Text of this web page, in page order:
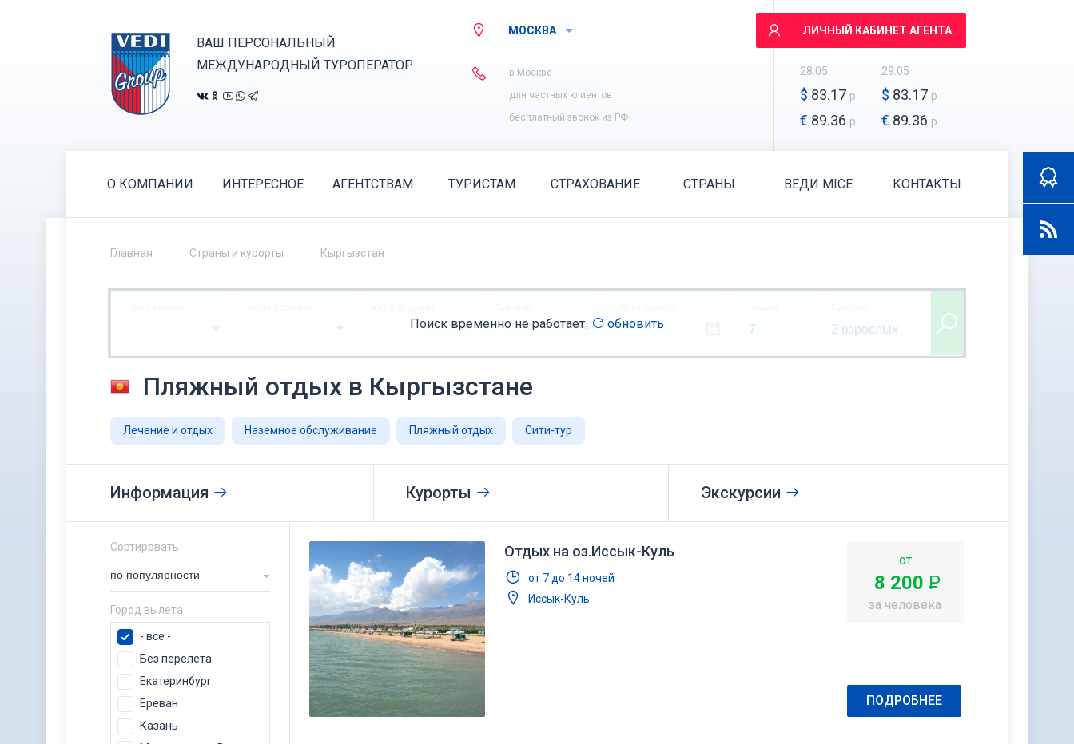
ВАШ ПЕРСОНАЛЬНЫЙ
МЕЖДУНАРОДНЫЙ ТУРОПЕРАТОР
МОСКВА
в Москве
для частных клиентов
бесплатный звонок из РФ
ЛИЧНЫЙ КАБИНЕТ АГЕНТА
28.05
$ 83.17 р
€ 89.36 р
29.05
$ 83.17 р
€ 89.36 р
О КОМПАНИИ ИНТЕРЕСНОЕ АГЕНТСТВАМ ТУРИСТАМ СТРАХОВАНИЕ СТРАНЫ ВЕДИ MICE КОНТАКТЫ
Главная Страны и курорты Кыргызстан
Поиск временно не работает обновить
... ... ... ... 7 2 взрослых
Пляжный отдых в Кыргызстане
Лечение и отдых Наземное обслуживание Пляжный отдых Сити-тур
Информация Курорты Экскурсии
Сортировать
по популярности
Город вылета
- все -
Без перелета
Екатеринбург
Ереван
Казань
Отдых на оз.Иссык-Куль
от 7 до 14 ночей
Иссык-Куль
от
8 200Р
за человека
ПОДРОБНЕЕ